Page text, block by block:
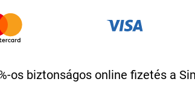
os biztonságos online fizetés a